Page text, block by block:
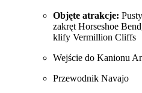
Objęte atrakcje:
zakręt Horseshoe
klify Vermillion Cliffs
Wejście do Kanionu
Przewodnik Navajo